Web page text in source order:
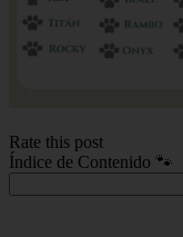
Rate this post
Índice de Contenido 🐾